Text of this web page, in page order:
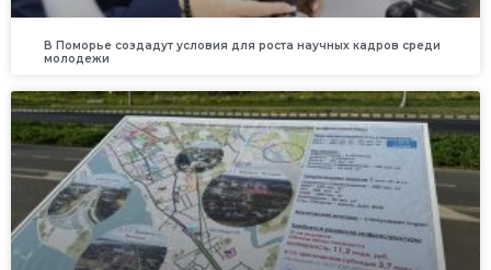
В Поморье создадут условия для роста научных кадров среди
молодежи